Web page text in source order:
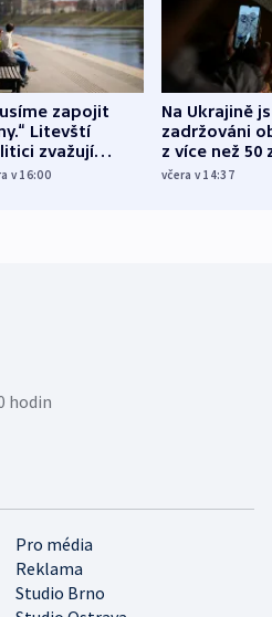
zapojit
Litevští
zvažují
o
v 16:00
Na Ukrajině
zadržováni
z více než 50
Bojovali na
včera v 14:37
Pro média
Reklama
Studio Brno
hodin